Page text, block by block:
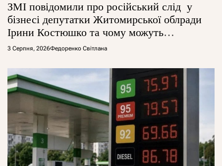
ЗМІ повідомили про російський слід у
бізнесі депутатки Житомирської облради
Ірини Костюшко та чому можуть
арештувати її активи
3 Серпня, 2026Федоренко Світлана